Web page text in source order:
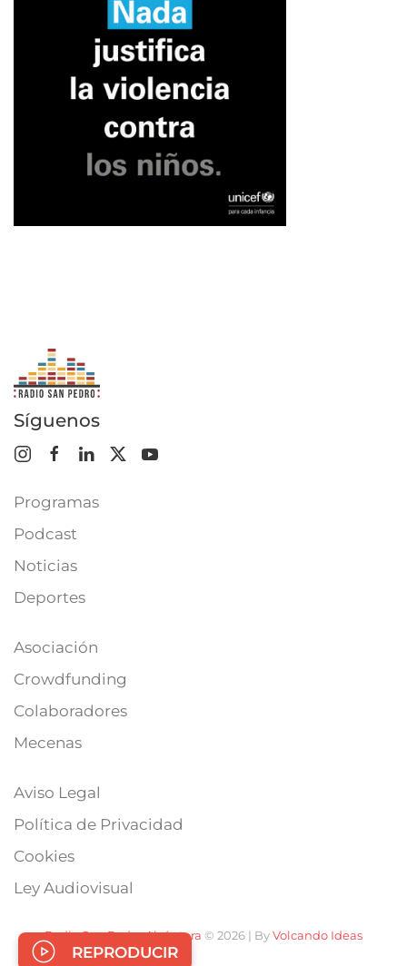
Síguenos
Programas
Podcast
Noticias
Deportes
Asociación
Crowdfunding
Colaboradores
Mecenas
Aviso Legal
Política de Privacidad
Cookies
Ley Audiovisual
Radio San Pedro Alcántara © 2026 | ByVolcando Ideas
REPRODUCIR